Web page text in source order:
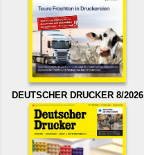
DEUTSCHER DRUCKER 8/2026